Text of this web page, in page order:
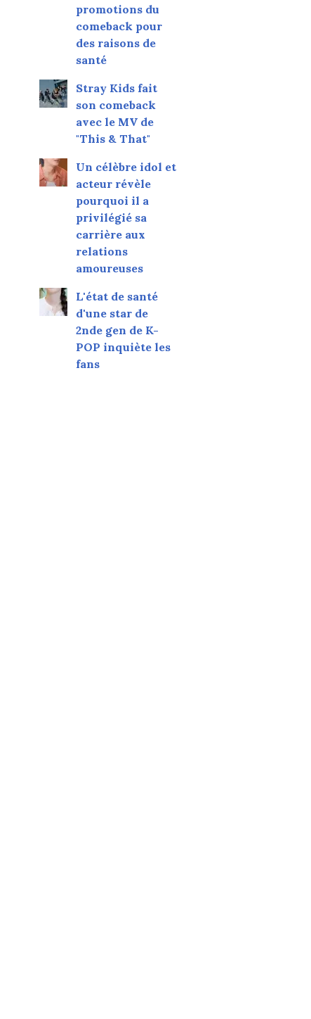
promotions du
comeback pour
des raisons de
santé
Stray Kids fait
son comeback
avec le MV de
"This & That"
Un célèbre idol et
acteur révèle
pourquoi il a
privilégié sa
carrière aux
relations
amoureuses
L'état de santé
d'une star de
2nde gen de K-
POP inquiète les
fans